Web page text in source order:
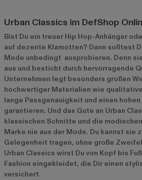
Urban Classics im DefShop
Bist Du ein treuer Hip Hop-Anhänger
auf dezente Klamotten? Dann solltest
Mode unbedingt ausprobieren. Denn
aus und besticht durch hervorragende
Unternehmen legt besonders großen
hochwertiger Materialien wie
lange Passgenauigkeit und einen
garantieren. Und das Gute an Urban
klassischen Schnitte und die
Marke nie aus der Mode. Du kannst sie
Gelegenheit tragen, ohne große
Urban Classics wirst Du von Kopf bis
Fashion eingekleidet, die Dir einen
versichert.